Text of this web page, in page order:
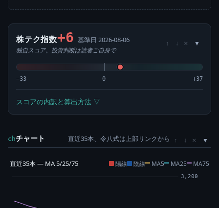
株テク指数+6 基準日 2026-08-06
独自スコア。投資判断は読者ご自身で
↑ ↓ ×
−33 0 +37
スコアの内訳と算出方法 ▽
chチャート 直近35本、令八式は上部リンクから ↑ ↓ ×
直近35本 — MA 5/25/75 陽線 陰線 MA5 MA25 MA75
3,200